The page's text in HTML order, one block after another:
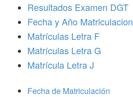
Resultados Examen DGT
Fecha y Año Matriculacion
Matrículas Letra F
Matrículas Letra G
Matrícula Letra J
Fecha de Matriculación